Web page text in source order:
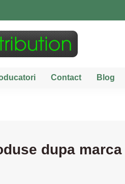
Contact Blog
dupa